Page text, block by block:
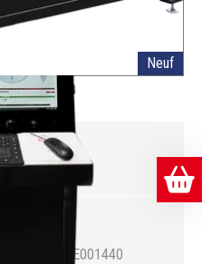
#E001440
Neuf
1530